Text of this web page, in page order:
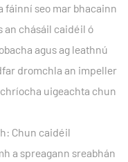
fáinní seo mar bhacainn
an chásáil caidéil ó
agus ag leathnú
dromchla an impeller
uigeachta chun
Chun caidéil
a spreagann sreabhán